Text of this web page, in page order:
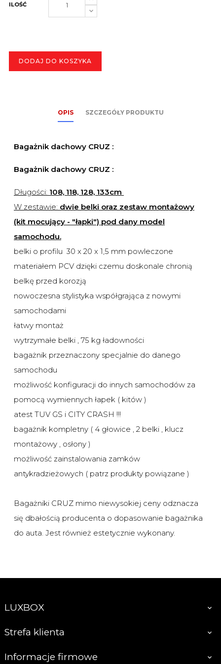
ILOŚĆ
DODAJ DO KOSZYKA
OPIS SZCZEGÓŁY PRODUKTU
Bagażnik dachowy CRUZ :
Bagażnik dachowy CRUZ :
Długości: 108, 118, 128, 133cm
W zestawie: dwie belki oraz zestaw montażowy
(kit mocujący - "łapki") pod dany model
samochodu.
belki o profilu 30 x 20 x 1,5 mm powleczone
materiałem PCV dzięki czemu doskonale chronią
belkę przed korozją
nowoczesna stylistyka współgrająca z nowymi
samochodami
łatwy montaż
wytrzymałe belki , 75 kg ładowności
bagażnik przeznaczony specjalnie do danego
samochodu
możliwość konfiguracji do innych samochodów za
pomocą wymiennych łapek ( kitów )
atest TUV GS i CITY CRASH !!!
bagażnik kompletny ( 4 głowice , 2 belki , klucz
montażowy , osłony )
możliwość zainstalowania zamków
antykradzieżowych ( patrz produkty powiązane )
Bagażniki CRUZ mimo niewysokiej ceny odznacza
się dbałością producenta o dopasowanie bagażnika
do auta. Jest również estetycznie wykonany.
LUXBOX 
Strefa klienta 
Informacje firmowe 